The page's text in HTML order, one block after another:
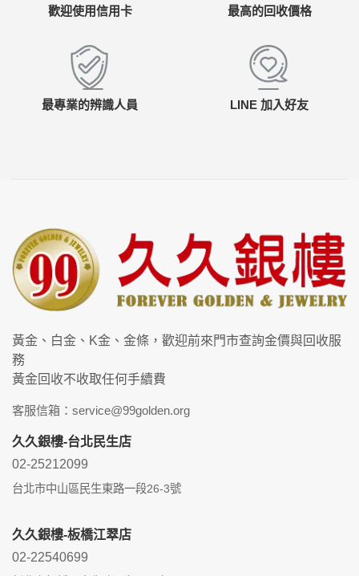
歡迎使用信用卡 最高的回收價格
最專業的辨識人員 LINE 加入好友
黃金、白金、K金、金條，歡迎前來門市查詢金價與回收服
務
黃金回收不收取任何手續費
客服信箱：service@99golden.org
久久銀樓-台北民生店
02-25212099
台北市中山區民生東路一段26-3號
久久銀樓-板橋江翠店
02-22540699